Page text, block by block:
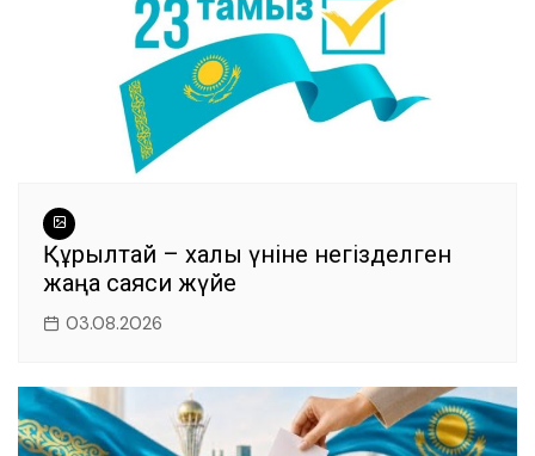
Құрылтай – халық үніне негізделген
жаңа саяси жүйе
03.08.2026